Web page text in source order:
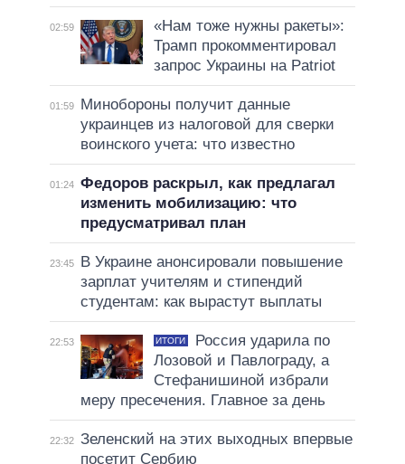
02:59
«Нам тоже нужны ракеты»:
Трамп прокомментировал
запрос Украины на Patriot
01:59
Минобороны получит данные
украинцев из налоговой для сверки
воинского учета: что известно
01:24 Федоров раскрыл, как предлагал
изменить мобилизацию: что
предусматривал план
23:45
В Украине анонсировали повышение
зарплат учителям и стипендий
студентам: как вырастут выплаты
22:53 ИТОГИ
Россия ударила по
Лозовой и Павлограду, а
Стефанишиной избрали
меру пресечения. Главное за день
22:32 Зеленский на этих выходных впервые
посетит Сербию